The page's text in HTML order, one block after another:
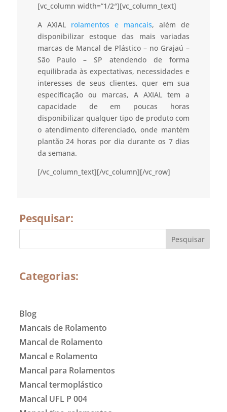
[vc_column width=”1/2″][vc_column_text]
A AXIAL rolamentos e mancais, além de
disponibilizar estoque das mais variadas
marcas de Mancal de Plástico – no Grajaú –
São Paulo – SP atendendo de forma
equilibrada às expectativas, necessidades e
interesses de seus clientes, quer em sua
especificação ou marcas, A AXIAL tem a
capacidade de em poucas horas
disponibilizar qualquer tipo de produto com
o atendimento diferenciado, onde mantém
plantão 24 horas por dia durante os 7 dias
da semana.
[/vc_column_text][/vc_column][/vc_row]
Pesquisar:
Categorias:
Blog
Mancais de Rolamento
Mancal de Rolamento
Mancal e Rolamento
Mancal para Rolamentos
Mancal termoplástico
Mancal UFL P 004